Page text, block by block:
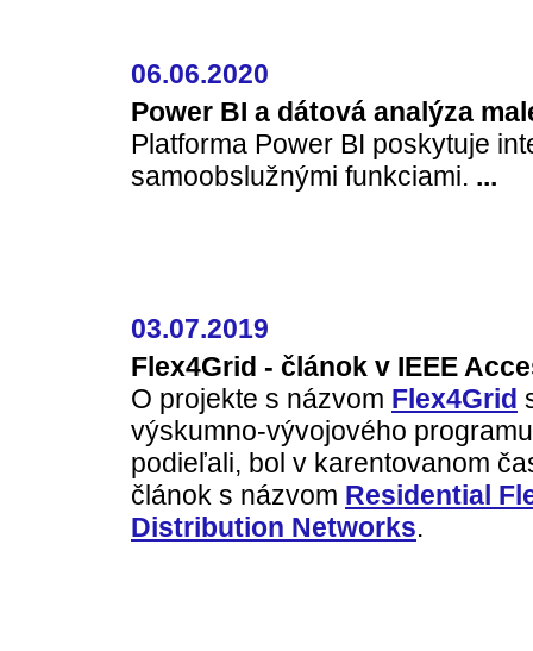
06.06.2020
Power BI a dátová analýza
Platforma Power BI poskytuje
samoobslužnými funkciami. ...
03.07.2019
Flex4Grid - článok v IEEE
O projekte s názvom Flex4Grid
výskumno-vývojového
podieľali, bol v karentovanom
článok s názvom Residential
Distribution Networks.